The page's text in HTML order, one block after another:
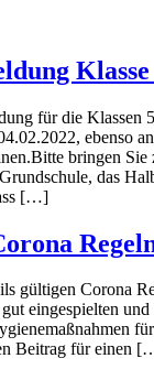
Klasse
für die Klassen
ebenso
bringen
das
[…]
gültigen Corona
eingespielten und
Beitrag für einen